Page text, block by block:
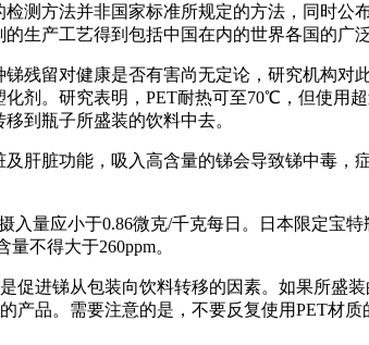
方法并非国家标准所规定的方法，同时公
生产工艺得到包括中国在内的世界各国的广
留对健康是否有害尚无定论，研究机构对
剂。研究表明，PET耐热可至70℃，但使用
到瓶子所盛装的饮料中去。
脏功能，吸入高含量的锑会导致锑中毒，
应小于0.86微克/千克每日。日本限定宝特
不得大于260ppm。
进锑从包装向饮料转移的因素。如果所盛装
产品。需要注意的是，不要反复使用PET材